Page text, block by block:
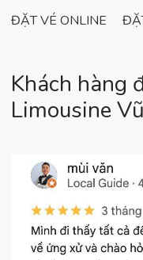
ĐẶT VÉ ONLINE
Khách hàng
Limousine